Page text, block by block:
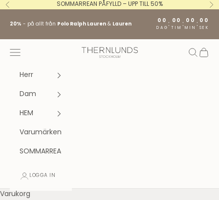
Hoppa till innehållet
Föregående SOMMARREAN PÅFYLLD – UPP TILL 50%
20% - på allt från Polo Ralph Lauren & Lauren
00
DAG : 00
TIM : 00
MIN : 00
SEK
Stockholm fashion agency AB
Öppna navigeringsmenyn Öppna
Herr
Dam
HEM
Varumärken
SOMMARREA
LOGGA IN
Varukorg